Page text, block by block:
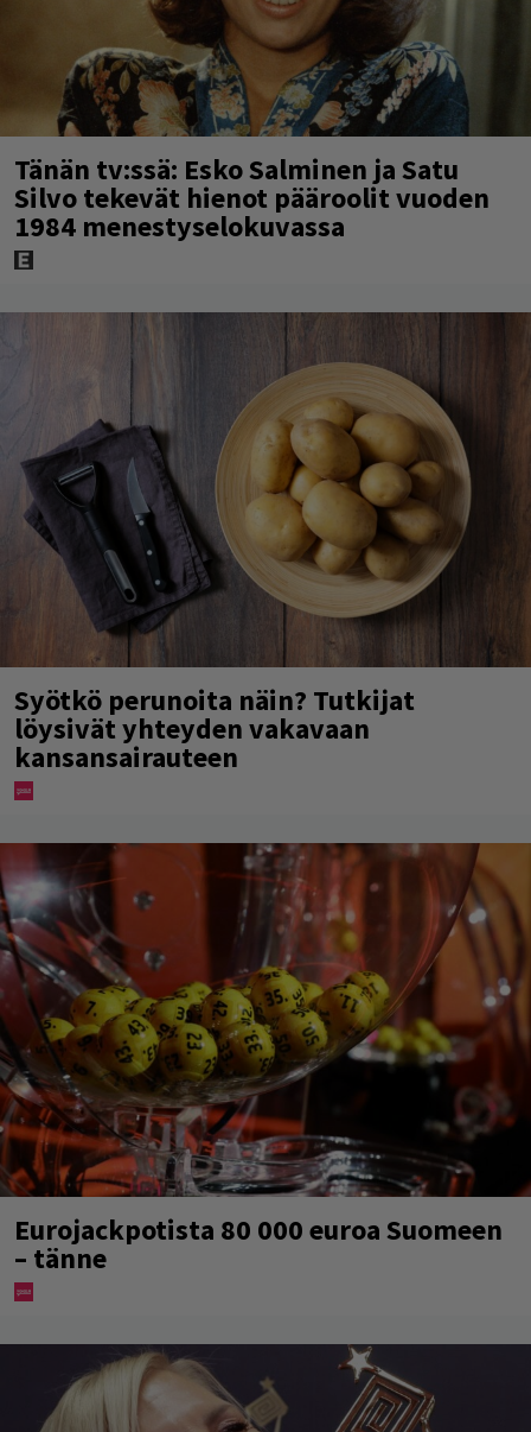
Tänän tv:ssä: Esko Salminen ja Satu
Silvo tekevät hienot pääroolit vuoden
1984 menestyselokuvassa
Syötkö perunoita näin? Tutkijat
löysivät yhteyden vakavaan
kansansairauteen
Eurojackpotista 80 000 euroa Suomeen
– tänne